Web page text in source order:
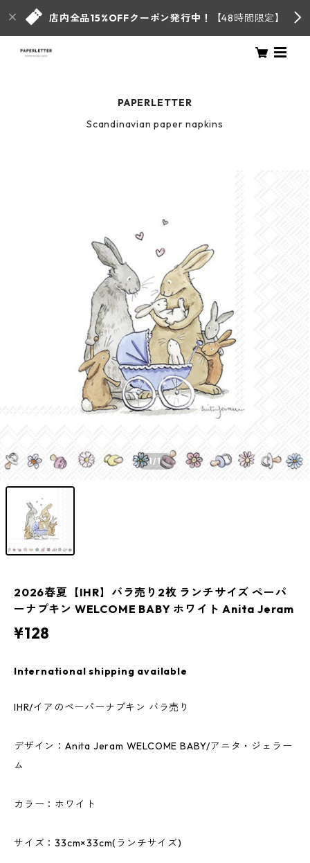
店内全品15%OFFクーポン発行中！ 【48時間限定】
PAPERLETTER
Scandinavian paper napkins
1/1
2026春夏【IHR】バラ売り2枚 ランチサイズ ペーパ
ーナプキン WELCOME BABY ホワイト Anita Jeram
¥128
International shipping available
IHR/イアのペーパーナプキン バラ売り
デザイン：Anita Jeram WELCOME BABY/アニタ・ジェラー
ム
カラー：ホワイト
サイズ：33cm×33cm(ランチサイズ)